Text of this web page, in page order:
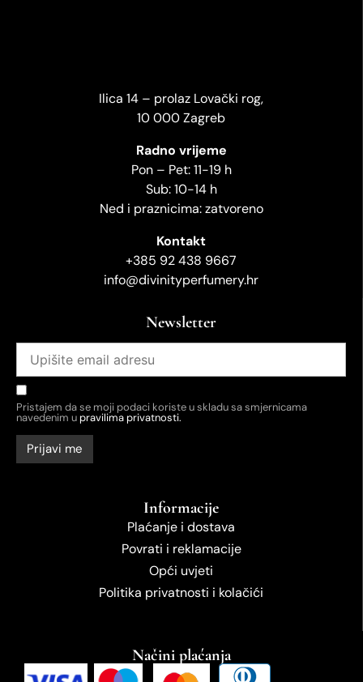
Ilica 14 – prolaz Lovački rog,
10 000 Zagreb
Radno vrijeme
Pon – Pet: 11-19 h
Sub: 10-14 h
Ned i praznicima: zatvoreno
Kontakt
+385 92 438 9667
info@divinityperfumery.hr
Newsletter
Pristajem da se moji podaci koriste u skladu sa smjernicama
navedenim upravilima privatnosti.
Informacije
Plaćanje i dostava
Povrati i reklamacije
Opći uvjeti
Politika privatnosti i kolačići
Načini plaćanja